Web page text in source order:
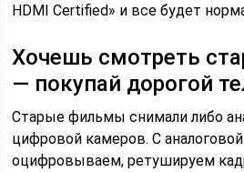
HDMI Certified» и все будет
Хочешь смотреть
— покупай дорогой
Старые фильмы снимали либо
цифровой камеров. С
оцифровываем, ретушируем